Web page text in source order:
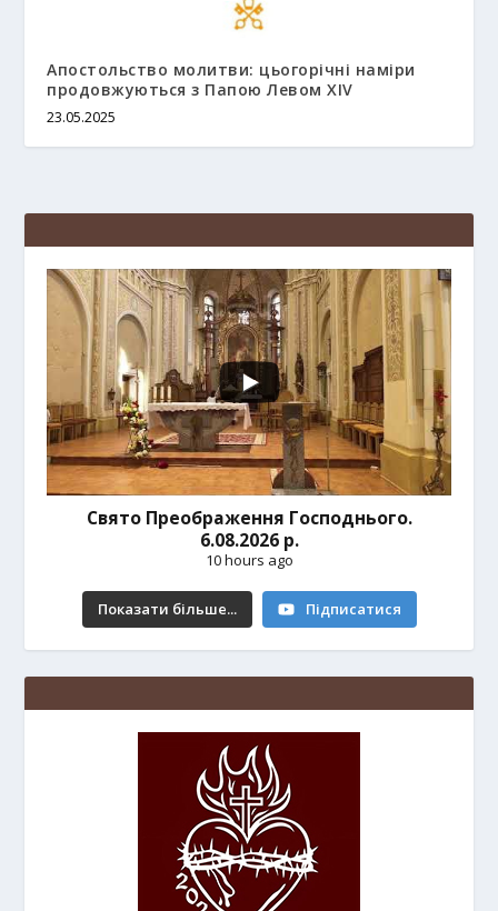
Апостольство молитви: цьогорічні наміри
продовжуються з Папою Левом XIV
23.05.2025
Свято Преображення Господнього.
6.08.2026 р.
10 hours ago
Показати більше... Підписатися